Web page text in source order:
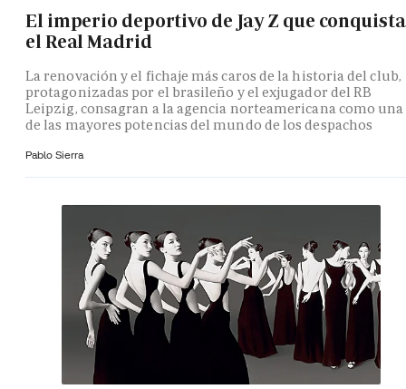
El imperio deportivo de Jay Z que conquista
el Real Madrid
La renovación y el fichaje más caros de la historia del club,
protagonizadas por el brasileño y el exjugador del RB
Leipzig, consagran a la agencia norteamericana como una
de las mayores potencias del mundo de los despachos
Pablo Sierra